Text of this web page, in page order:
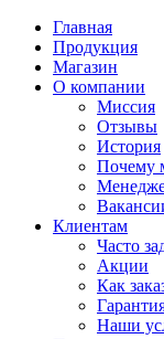
Главная
Продукция
Магазин
О компании
Миссия
Отзывы
История
Почему
Клиентам
Часто
Акции
Как
Наши